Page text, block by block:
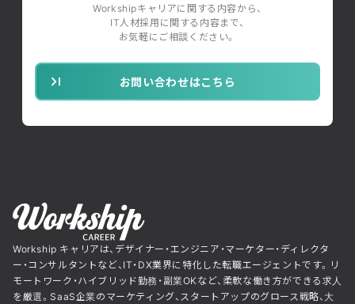
Workshipキャリアに関する内容から、
IT人材採用に関する内容まで、
お気軽にご相談ください。
お問い合わせはこちら
Workship キャリアは、デザイナー・エンジニア・マーケター・ディレクタ
ー・コンサルタントなど、IT・DX業界に特化した転職エージェントです。リ
モートワーク・ハイブリッド勤務・副業OKなど、柔軟な働き方ができる求人
を厳選。SaaS企業のマーケティング、スタートアップのグロース戦略、大